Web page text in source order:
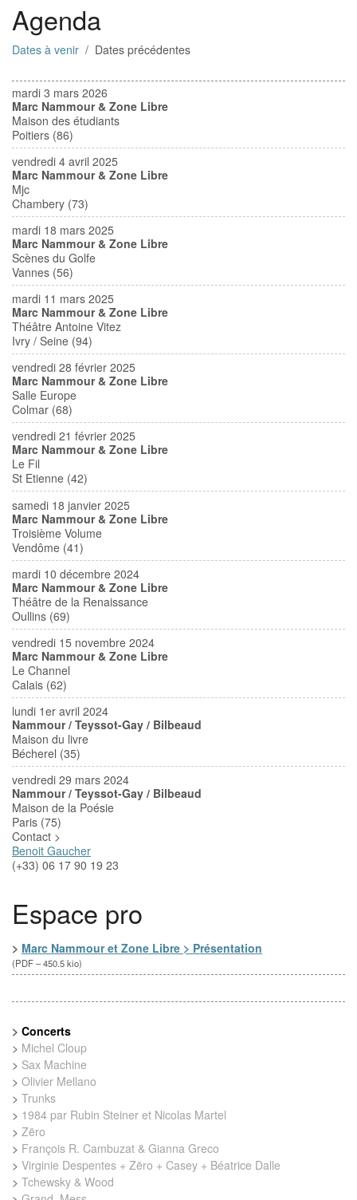
Agenda
Dates à venir / Dates précédentes
mardi 3 mars 2026
Marc Nammour & Zone Libre
Maison des étudiants
Poitiers (86)
vendredi 4 avril 2025
Marc Nammour & Zone Libre
Mjc
Chambery (73)
mardi 18 mars 2025
Marc Nammour & Zone Libre
Scènes du Golfe
Vannes (56)
mardi 11 mars 2025
Marc Nammour & Zone Libre
Théâtre Antoine Vitez
Ivry / Seine (94)
vendredi 28 février 2025
Marc Nammour & Zone Libre
Salle Europe
Colmar (68)
vendredi 21 février 2025
Marc Nammour & Zone Libre
Le Fil
St Etienne (42)
samedi 18 janvier 2025
Marc Nammour & Zone Libre
Troisième Volume
Vendôme (41)
mardi 10 décembre 2024
Marc Nammour & Zone Libre
Théâtre de la Renaissance
Oullins (69)
vendredi 15 novembre 2024
Marc Nammour & Zone Libre
Le Channel
Calais (62)
lundi 1er avril 2024
Nammour / Teyssot-Gay / Bilbeaud
Maison du livre
Bécherel (35)
vendredi 29 mars 2024
Nammour / Teyssot-Gay / Bilbeaud
Maison de la Poésie
Paris (75)
Contact >
Benoit Gaucher
(+33) 06 17 90 19 23‬
Espace pro
> Marc Nammour et Zone Libre > Présentation
(PDF – 450.5 kio)
> Concerts
> Michel Cloup
> Sax Machine
> Olivier Mellano
> Trunks
> 1984 par Rubin Steiner et Nicolas Martel
> Zëro
> François R. Cambuzat & Gianna Greco
> Virginie Despentes + Zëro + Casey + Béatrice Dalle
> Tchewsky & Wood